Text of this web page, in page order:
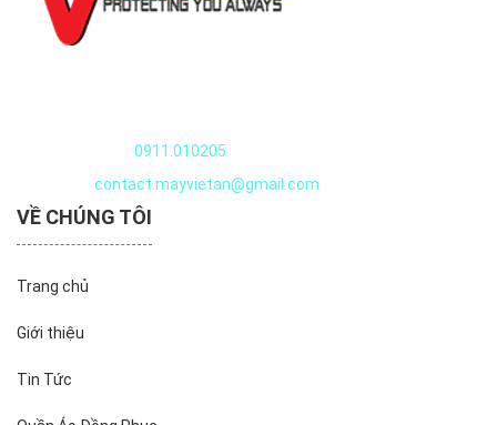
0911.010205
contact.mayvietan@gmail.com
VỀ CHÚNG TÔI
Trang chủ
Giới thiệu
Tin Tức